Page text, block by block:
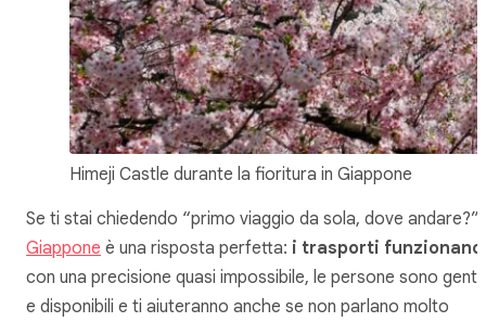
Himeji Castle durante la fioritura in Giappone
Se ti stai chiedendo “primo viaggio da sola, dove andare?”
Giappone è una risposta perfetta: i trasporti funzionano
con una precisione quasi impossibile, le persone sono gentili
e disponibili e ti aiuteranno anche se non parlano molto